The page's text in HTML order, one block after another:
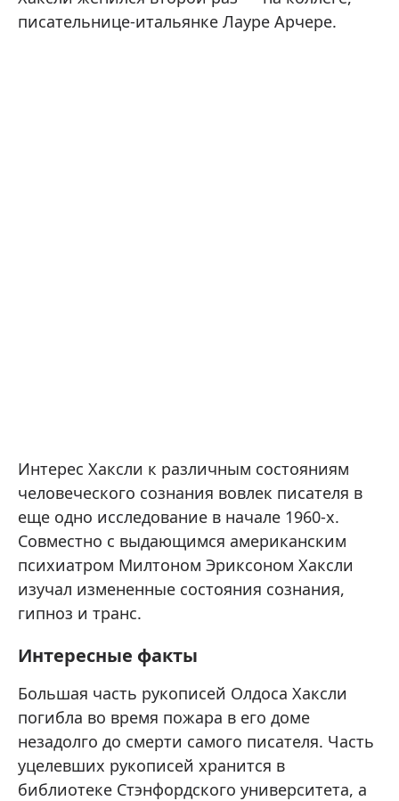
писательнице-итальянке Лауре Арчере.
Интерес Хаксли к различным состояниям
человеческого сознания вовлек писателя в
еще одно исследование в начале 1960-х.
Совместно с выдающимся американским
психиатром Милтоном Эриксоном Хаксли
изучал измененные состояния сознания,
гипноз и транс.
Интересные факты
Большая часть рукописей Олдоса Хаксли
погибла во время пожара в его доме
незадолго до смерти самого писателя. Часть
уцелевших рукописей хранится в
библиотеке Стэнфордского университета, а